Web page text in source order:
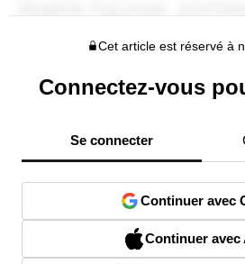
Cet article est réservé à
Connectez-vous
Se connecter
Continuer avec
Continuer avec